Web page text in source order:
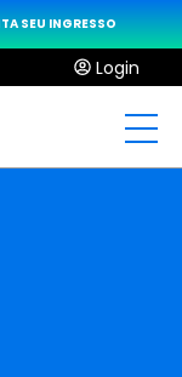
SEU INGRESSO
Login